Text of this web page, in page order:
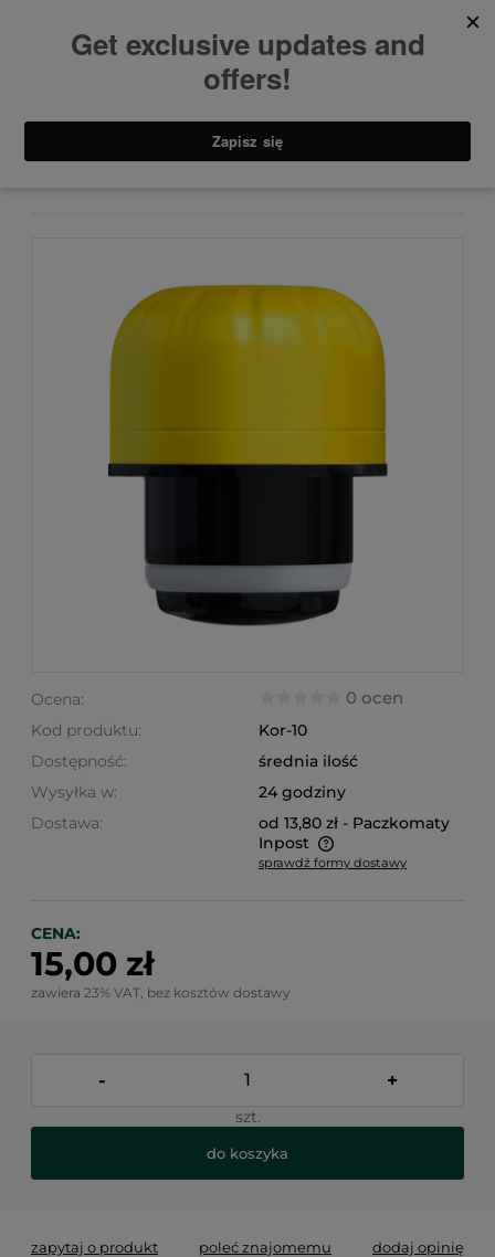
Ocena: 0 ocen
Kod produktu:
Kor-10
Dostępność:
średnia ilość
Wysyłka w:
24 godziny
Dostawa:
od 13,80 zł - Paczkomaty
Inpost
Cena nie zawiera ewentualnych kosztów płatności
sprawdź formy dostawy
CENA:
15,00 zł
zawiera 23% VAT, bez kosztów dostawy
- +
szt.
do koszyka
zapytaj o produkt poleć znajomemu
dodaj opinię